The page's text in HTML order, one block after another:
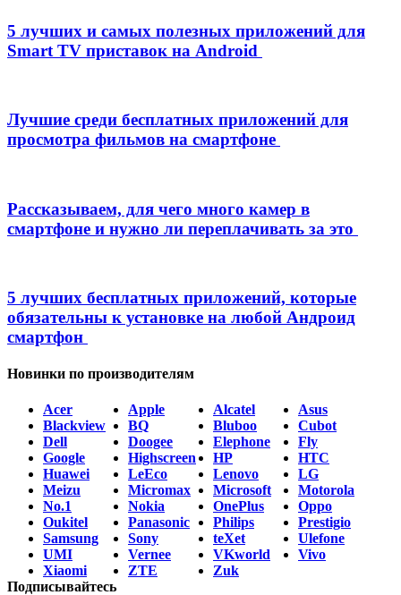
5 лучших и самых полезных приложений для
Smart TV приставок на Android
Лучшие среди бесплатных приложений для
просмотра фильмов на смартфоне
Рассказываем, для чего много камер в
смартфоне и нужно ли переплачивать за это
5 лучших бесплатных приложений, которые
обязательны к установке на любой Андроид
смартфон
Новинки по производителям
Acer Apple Alcatel
Asus
Blackview
BQ Bluboo
Cubot
Dell
Doogee Elephone
Fly
Google
Highscreen HP
HTC
Huawei
LeEco Lenovo
LG
Meizu
Micromax Microsoft
Motorola
No.1
Nokia OnePlus
Oppo
Oukitel
Panasonic Philips
Prestigio
Samsung
Sony teXet
Ulefone
UMI
Vernee VKworld
Vivo
Xiaomi
ZTE
Zuk
Подписывайтесь